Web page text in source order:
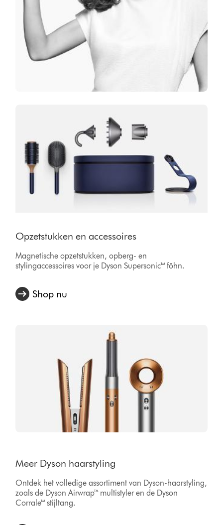
Opzetstukken en accessoires
Magnetische opzetstukken, opberg- en
stylingaccessoires voor je Dyson Supersonic™ föhn.
Shop nu
Meer Dyson haarstyling
Ontdek het volledige assortiment van Dyson-haarstyling,
zoals de Dyson Airwrap™ multistyler en de Dyson
Corrale™ stijltang.